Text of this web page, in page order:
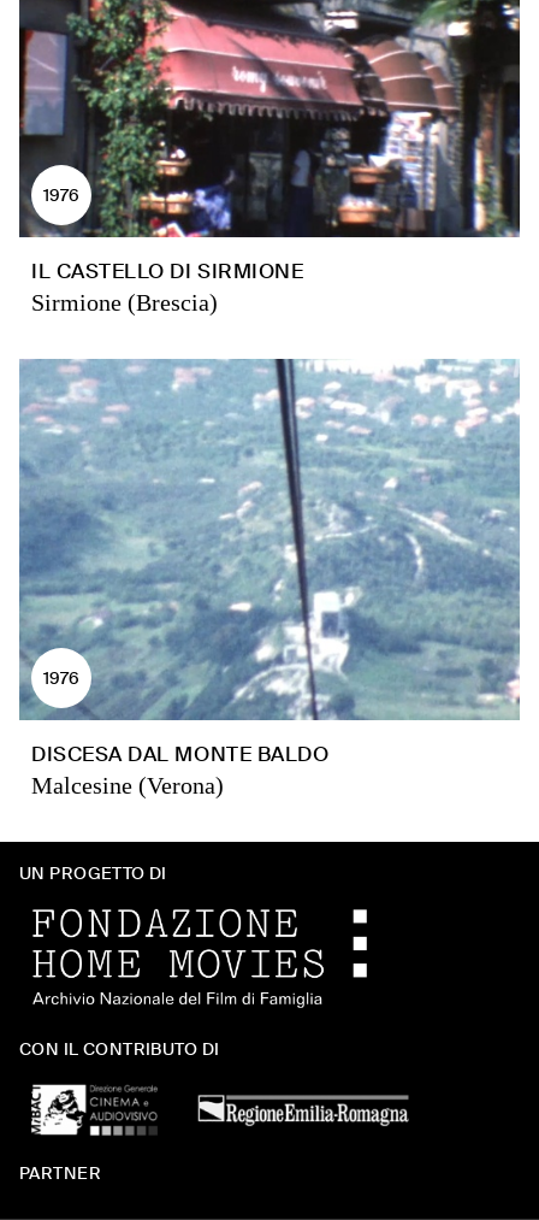
1976
IL CASTELLO DI SIRMIONE
Sirmione (Brescia)
1976
DISCESA DAL MONTE BALDO
Malcesine (Verona)
UN PROGETTO DI
CON IL CONTRIBUTO DI
PARTNER